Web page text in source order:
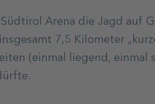
Arena die Jagd auf
7,5 Kilometer
(einmal liegend, einmal